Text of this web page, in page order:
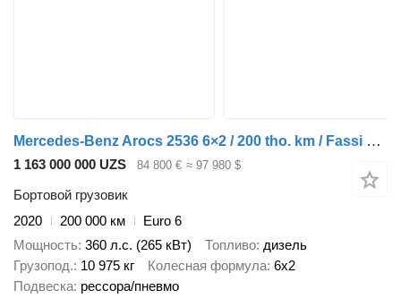
Mercedes-Benz Arocs 2536 6×2 / 200 tho. km / Fassi F195 crane / Rotator / Pilo
1 163 000 000 UZS 84 800 € ≈ 97 980 $
Бортовой грузовик
2020
200 000 км
Euro 6
Мощность 360 л.с. (265 кВт) Топливо дизель
Грузопод. 10 975 кг Колесная формула 6x2
Подвеска рессора/пневмо